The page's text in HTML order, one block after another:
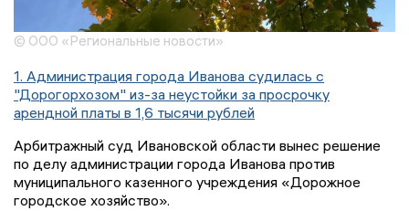
© ООО «Региональные новости»
1. Администрация города Иванова судилась с
"Дорогорхозом" из-за неустойки за просрочку
арендной платы в 1,6 тысячи рублей
Арбитражный суд Ивановской области вынес решение
по делу администрации города Иванова против
муниципального казенного учреждения «Дорожное
городское хозяйство».